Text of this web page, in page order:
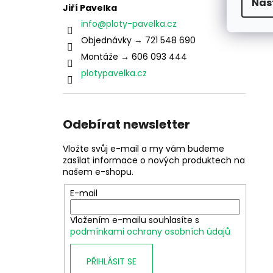
Jiří Pavelka
info@ploty-pavelka.cz
Objednávky → 721 548 690
Montáže → 606 093 444
plotypavelka.cz
Odebírat newsletter
Vložte svůj e-mail a my vám budeme
zasílat informace o nových produktech na
našem e-shopu.
E-mail
Vložením e-mailu souhlasíte s
podmínkami ochrany osobních údajů
PŘIHLÁSIT SE